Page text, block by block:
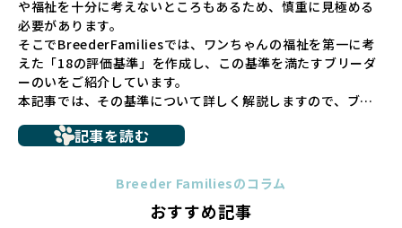
の問題につながりやすく、ワンちゃんにとっても望ましいと
は言えません。
こうした背景から、BreederFamiliesはペットショップを介
さない直接販売を採用するとともに、ペットオークションや
ペットショップを利用するブリーダーの掲載も行ってしませ
ん。
ペットショップを避けた方がいい理由の詳細はこちら
法令レベルの最低基準にとどまっていることが問題です。こ
ものに過ぎず、ワンちゃんの心身の福祉やブリーダーの責任
や福祉を十分に考えないところもあるため、慎重に見極める
必要があります。
そこでBreederFamiliesでは、ワンちゃんの福祉を第一に考
えた「18の評価基準」を作成し、この基準を満たすブリーダ
ーのいをご紹介しています。
本記事では、その基準について詳しく解説しますので、ブリ
に断尾（しっぽを切る）や断耳（耳を切る）が行われている
ことがあります。
これは痛みを伴う処置で、ワンちゃんの身体的な負担が大き
記事を読む
Breeder Familiesのコラム
おすすめ記事